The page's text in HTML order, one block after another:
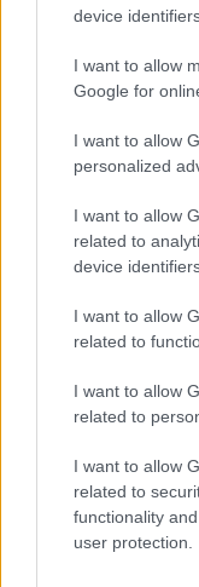
device
I want to allow
Google for
I want to allow
personalized
I want to allow
related to
device
I want to allow
related to
I want to allow
related to
I want to allow
related to
functionality
user protection.
értse az
illetve...
Mára
akit szeretettel
fából. Sokkal
egy ilyen
ember attól,
fojtogasson,
csípje a
megölelni,
Annak idején
felügyelő volt a
sokáig, ha néha
hülyeségünk
Fogadja
születésnapján.
Gáspárik Attila,